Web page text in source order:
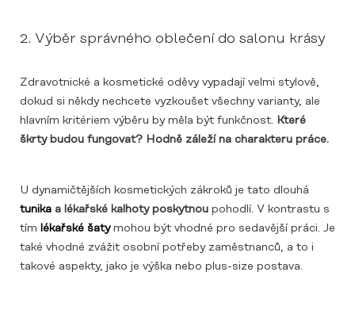
2. Výběr správného oblečení do salonu krásy
Zdravotnické a kosmetické oděvy vypadají velmi stylově,
dokud si někdy nechcete vyzkoušet všechny varianty, ale
hlavním kritériem výběru by měla být funkčnost. Které
škrty budou fungovat? Hodně záleží na charakteru práce.
U dynamičtějších kosmetických zákroků je tato dlouhá
tunika a lékařské kalhoty poskytnou pohodlí. V kontrastu s
tím lékařské šatymohou být vhodné pro sedavější práci. Je
také vhodné zvážit osobní potřeby zaměstnanců, a to i
takové aspekty, jako je výška nebo plus-size postava.